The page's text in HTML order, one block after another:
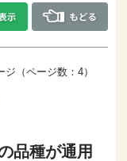
（ページ数：4）
品種が通用